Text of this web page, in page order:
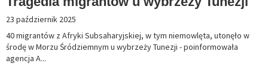
23 październik 2025
40 migrantów z Afryki Subsaharyjskiej, w tym niemowlęta, utonęło w
środę w Morzu Śródziemnym u wybrzeży Tunezji - poinformowała
agencja A...